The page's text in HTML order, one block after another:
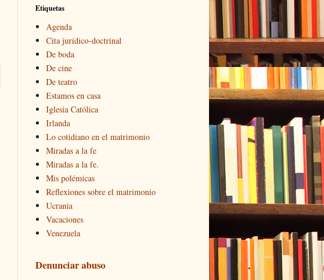
Etiquetas
Agenda
Cita jurídico-doctrinal
De boda
De cine
De teatro
Estamos en casa
Iglesia Católica
Irlanda
Lo cotidiano en el matrimonio
Miradas a la fe
Miradas a la fe.
Mis polémicas
Reflexiones sobre el matrimonio
Ucrania
Vacaciones
Venezuela
Denunciar abuso